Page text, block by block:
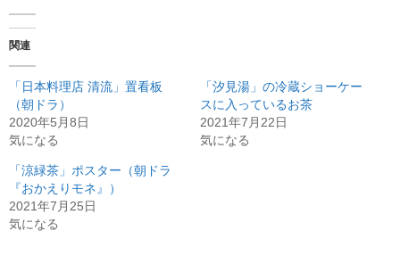
関連
「日本料理店 清流」置看板
（朝ドラ）
2020年5月8日
気になる
「汐見湯」の冷蔵ショーケー
スに入っているお茶
2021年7月22日
気になる
「涼緑茶」ポスター（朝ドラ
『おかえりモネ』）
2021年7月25日
気になる